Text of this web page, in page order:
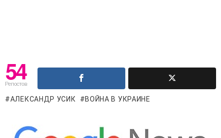
54
Репостов
АЛЕКСАНДР УСИК ВОЙНА В УКРАИНЕ